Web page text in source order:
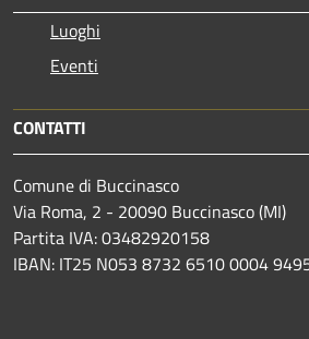
Luoghi
Eventi
CONTATTI
Comune di Buccinasco
Via Roma, 2 - 20090 Buccinasco (MI)
Partita IVA: 03482920158
IBAN: IT25 N053 8732 6510 0004